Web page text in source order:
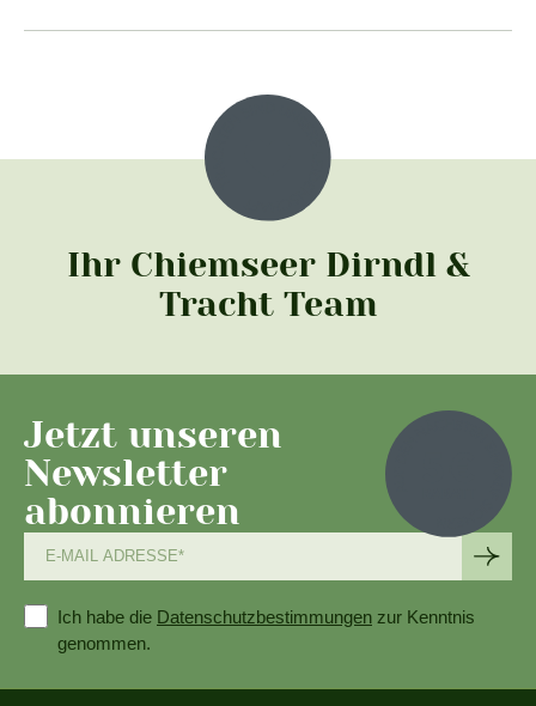
Ihr Chiemseer Dirndl &
Tracht Team
Jetzt unseren
Newsletter
abonnieren
Ich habe die Datenschutzbestimmungen zur Kenntnis
genommen.